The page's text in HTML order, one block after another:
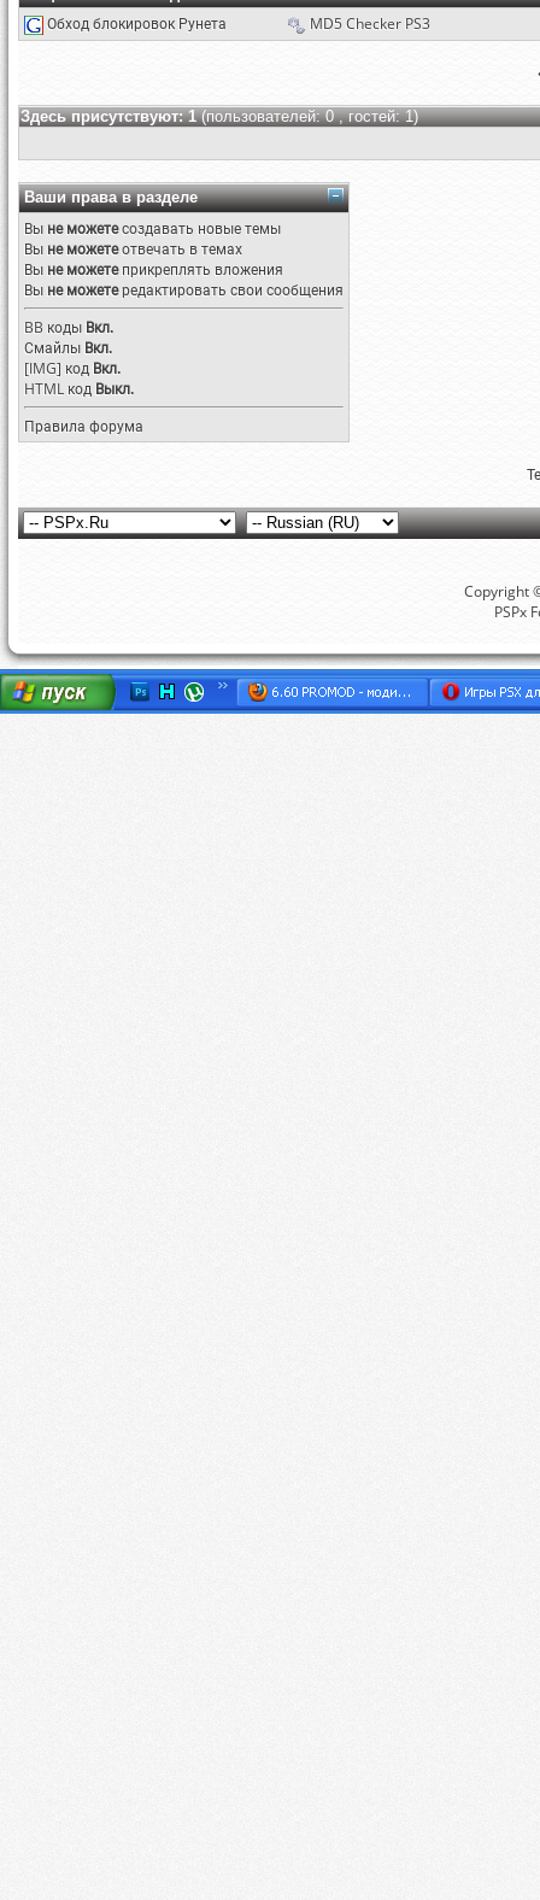
Обход блокировок Рунета MD5 Checker PS3
Здесь присутствуют: 1(пользователей: 0 , гостей: 1)
Ваши права в разделе
Вы не можетесоздавать новые темы
Вы не можетеотвечать в темах
Вы не можетеприкреплять вложения
Вы не можетередактировать свои сообщения
BB коды Вкл.
Смайлы Вкл.
[IMG] код Вкл.
HTML код Выкл.
Правила форума
Copyright
PSPx